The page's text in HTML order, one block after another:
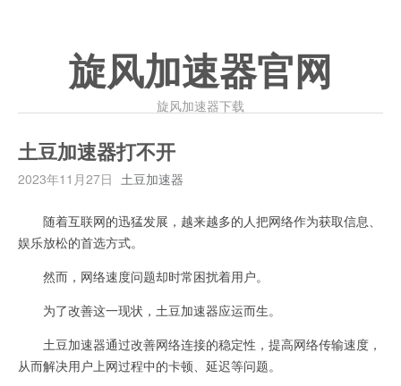
旋风加速器官网
旋风加速器下载
土豆加速器打不开
2023年11月27日 土豆加速器
随着互联网的迅猛发展，越来越多的人把网络作为获取信息、
娱乐放松的首选方式。
然而，网络速度问题却时常困扰着用户。
为了改善这一现状，土豆加速器应运而生。
土豆加速器通过改善网络连接的稳定性，提高网络传输速度，
从而解决用户上网过程中的卡顿、延迟等问题。